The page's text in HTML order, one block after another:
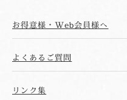
お得意様・Web会員様へ
よくあるご質問
リンク集